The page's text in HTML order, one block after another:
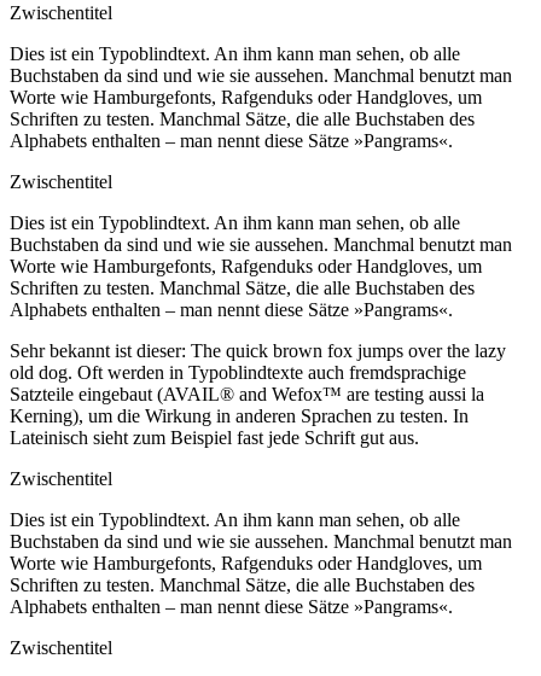
Zwischentitel
Dies ist ein Typoblindtext. An ihm kann man sehen, ob alle
Buchstaben da sind und wie sie aussehen. Manchmal benutzt man
Worte wie Hamburgefonts, Rafgenduks oder Handgloves, um
Schriften zu testen. Manchmal Sätze, die alle Buchstaben des
Alphabets enthalten – man nennt diese Sätze »Pangrams«.
Zwischentitel
Dies ist ein Typoblindtext. An ihm kann man sehen, ob alle
Buchstaben da sind und wie sie aussehen. Manchmal benutzt man
Worte wie Hamburgefonts, Rafgenduks oder Handgloves, um
Schriften zu testen. Manchmal Sätze, die alle Buchstaben des
Alphabets enthalten – man nennt diese Sätze »Pangrams«.
Sehr bekannt ist dieser: The quick brown fox jumps over the lazy
old dog. Oft werden in Typoblindtexte auch fremdsprachige
Satzteile eingebaut (AVAIL® and Wefox™ are testing aussi la
Kerning), um die Wirkung in anderen Sprachen zu testen. In
Lateinisch sieht zum Beispiel fast jede Schrift gut aus.
Zwischentitel
Dies ist ein Typoblindtext. An ihm kann man sehen, ob alle
Buchstaben da sind und wie sie aussehen. Manchmal benutzt man
Worte wie Hamburgefonts, Rafgenduks oder Handgloves, um
Schriften zu testen. Manchmal Sätze, die alle Buchstaben des
Alphabets enthalten – man nennt diese Sätze »Pangrams«.
Zwischentitel